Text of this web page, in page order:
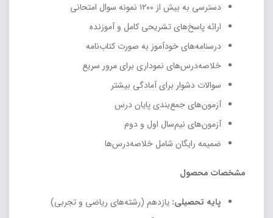
دسترسی به بیش از ۱۲۰۰ نمونه سوال امتحانی
ارائه پاسخ‌های تشریحی کامل و آموزنده
درسنامه‌های خودآموز به صورت کتاب‌نامه
خلاصه‌درس‌های نموداری برای مرور سریع
سوالات دشوار برای آمادگی بیشتر
آزمون‌های جمع‌بندی پایان درس
آزمون‌های نیم‌سال اول و دوم
ضمیمه رایگان شامل خلاصه‌درس‌ها
مشخصات محصول
پایه تحصیلی: یازدهم (رشته‌های ریاضی و تجربی)